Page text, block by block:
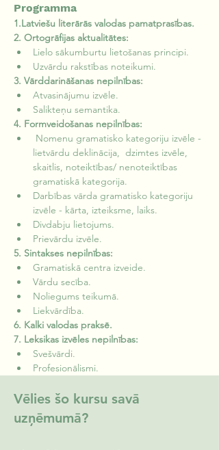
Programma
1.Latviešu literārās valodas pamatprasības.
2. Ortogrāfijas aktualitātes:
Lielo sākumburtu lietošanas principi.
Uzvārdu rakstības noteikumi.
3. Vārddarināšanas nepilnības:
Atvasinājumu izvēle.
Salikteņu semantika.
4. Formveidošanas nepilnības:
Nomenu gramatisko kategoriju izvēle -
lietvārdu deklinācija,  dzimtes izvēle,
skaitlis, noteiktības/ nenoteiktības
gramatiskā kategorija.
Darbības vārda gramatisko kategoriju
izvēle - kārta, izteiksme, laiks.
Divdabju lietojums.
Prievārdu izvēle.
5. Sintakses nepilnības:
Gramatiskā centra izveide.
Vārdu secība.
Noliegums teikumā.
Liekvārdība.
6. Kalki valodas praksē.
7. Leksikas izvēles nepilnības:
Svešvārdi.
Profesionālismi.
Vēlies šo kursu savā
uzņēmumā?